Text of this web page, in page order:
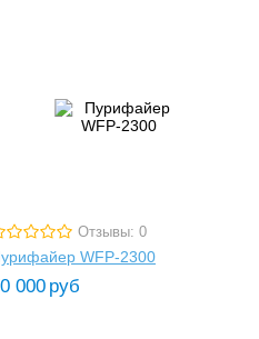
Отзывы: 0
WFP-2300
000 руб